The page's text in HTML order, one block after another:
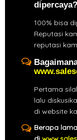
dipercaya?
100% bisa
Reputasi
reputasi
Pertama
lalu
di website
Berapa